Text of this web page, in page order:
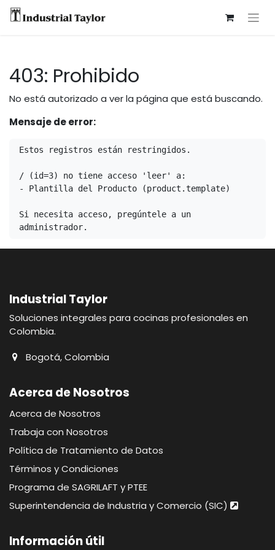
403: Prohibido
No está autorizado a ver la página que está buscando.
Mensaje de error:
Estos registros están restringidos.
/ (id=3) no tiene acceso 'leer' a:
- Plantilla del Producto (product.template)
Si necesita acceso, pregúntele a un
administrador.
Industrial Taylor
Soluciones integrales para cocinas profesionales en
Colombia.
Bogotá, Colombia
Acerca de Nosotros
Acerca de Nosotros
Trabaja con Nosotros
Política de Tratamiento de Datos
Términos y Condiciones
Programa de SAGRILAFT y PTEE
Superintendencia de Industria y Comercio (SIC)
Información útil​​​